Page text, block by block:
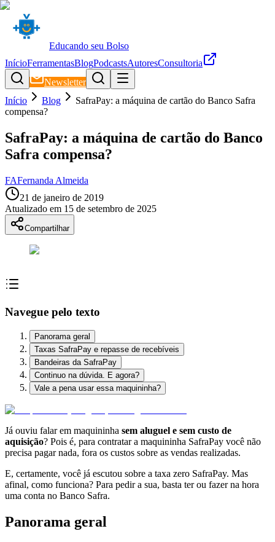
Educando seu Bolso
InícioFerramentasBlogPodcastsAutoresConsultoria
Newsletter
Início
Blog
SafraPay: a máquina de cartão do Banco Safra
compensa?
SafraPay: a máquina de cartão do Banco
Safra compensa?
FAFernanda Almeida
21 de janeiro de 2019
Atualizado em 15 de setembro de 2025
Compartilhar
Navegue pelo texto
Panorama geral
Taxas SafraPay e repasse de recebíveis
Bandeiras da SafraPay
Continuo na dúvida. E agora?
Vale a pena usar essa maquininha?
Já ouviu falar em maquininha sem aluguel e sem custo de
aquisição? Pois é, para contratar a maquininha SafraPay você não
precisa pagar nada, fora os custos sobre as vendas realizadas.
E, certamente, você já escutou sobre a taxa zero SafraPay. Mas
afinal, como funciona? Para pedir a sua, basta ter ou fazer na hora
uma conta no Banco Safra.
Panorama geral